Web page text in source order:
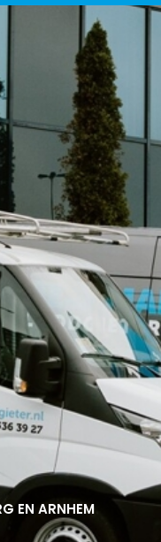
EN ARNHEM
EN ARNHEM
EN ARNHEM